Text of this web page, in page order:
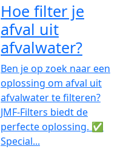
Hoe filter je
afval uit
afvalwater?
Ben je op zoek naar een
oplossing om afval uit
afvalwater te filteren?
JMF-Filters biedt de
perfecte oplossing. ✅
Special...